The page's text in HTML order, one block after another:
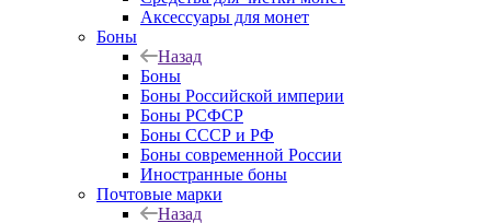
Аксессуары для монет
Боны
Назад
Боны
Боны Российской империи
Боны РСФСР
Боны СССР и РФ
Боны современной России
Иностранные боны
Почтовые марки
Назад